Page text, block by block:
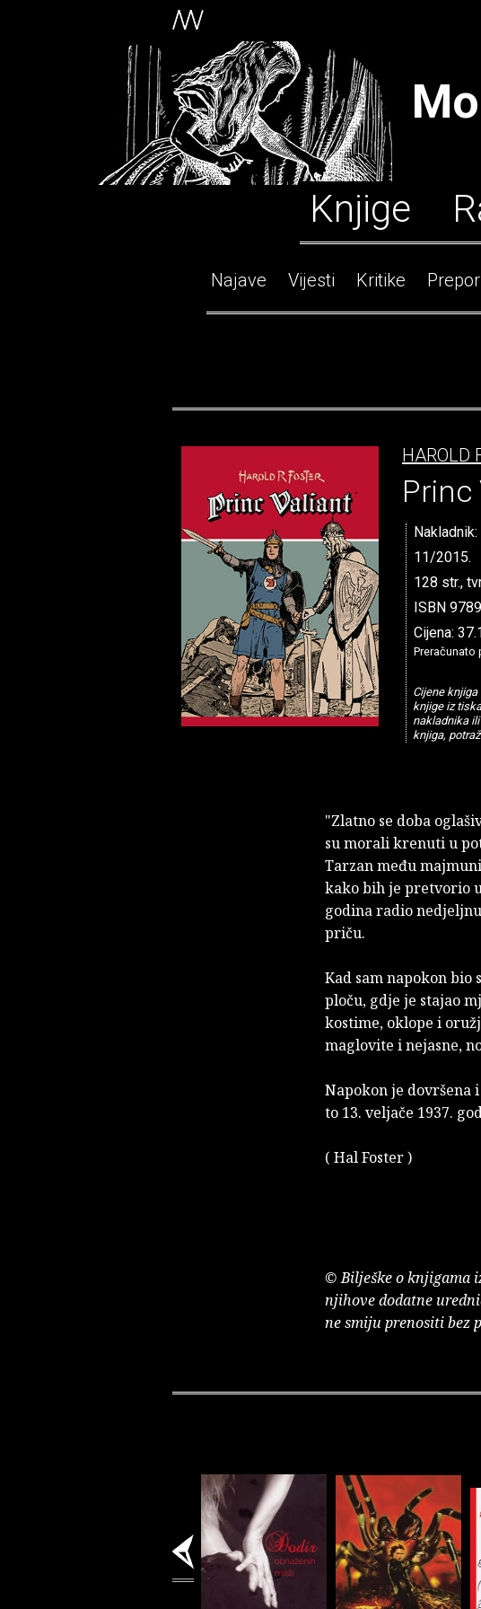
Knjige
Najave Vijesti Kritike
HAROLD
Princ
Nakladnik:
11/2015.
128 str.,
ISBN
Cijena:
Preračunato
Cijene
knjige iz
nakladnika
knjiga,
"Zlatno se doba
su morali krenuti u
Tarzan među
kako bih je pretvorio
godina radio
priču.
Kad sam napokon
ploču, gdje je stajao
kostime, oklope i
maglovite i nejasne,
Napokon je dovršena
to 13. veljače 1937.
( Hal Foster )
© Bilješke o knjigama
njihove dodatne
ne smiju prenositi bez